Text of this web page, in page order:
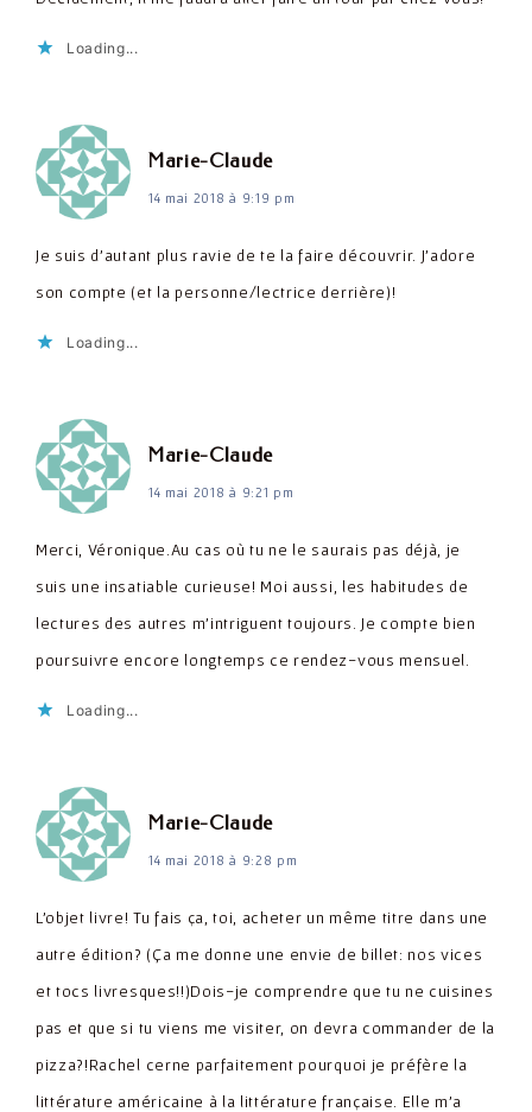
Loading...
Marie-Claudedit :
14 mai 2018 à 9:19 pm
Je suis d'autant plus ravie de te la faire découvrir. J'adore
son compte (et la personne/lectrice derrière)!
Loading...
Marie-Claudedit :
14 mai 2018 à 9:21 pm
Merci, Véronique.Au cas où tu ne le saurais pas déjà, je
suis une insatiable curieuse! Moi aussi, les habitudes de
lectures des autres m'intriguent toujours. Je compte bien
poursuivre encore longtemps ce rendez-vous mensuel.
Loading...
Marie-Claudedit :
14 mai 2018 à 9:28 pm
L'objet livre! Tu fais ça, toi, acheter un même titre dans une
autre édition? (Ça me donne une envie de billet: nos vices
et tocs livresques!!)Dois-je comprendre que tu ne cuisines
pas et que si tu viens me visiter, on devra commander de la
pizza?!Rachel cerne parfaitement pourquoi je préfère la
littérature américaine à la littérature française. Elle m'a